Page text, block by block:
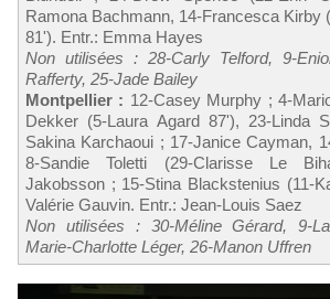
Ramona Bachmann, 14-Francesca Kirby
81'). Entr.: Emma Hayes
Non utilisées : 28-Carly Telford, 9-
Rafferty, 25-Jade Bailey
Montpellier : 12-Casey Murphy ; 4-
Dekker (5-Laura Agard 87'), 23-Linda
Sakina Karchaoui ; 17-Janice Cayman,
8-Sandie Toletti (29-Clarisse Le
Jakobsson ; 15-Stina Blackstenius (11-
Valérie Gauvin. Entr.: Jean-Louis Saez
Non utilisées : 30-Méline Gérard, 9-
Marie-Charlotte Léger, 26-Manon Uffren